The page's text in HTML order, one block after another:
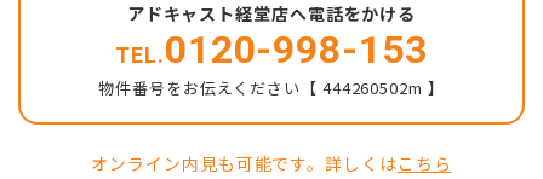
アドキャスト経堂店へ電話をかける
TEL.0120-998-153
物件番号をお伝えください【 444260502m 】
オンライン内見も可能です。詳しくはこちら